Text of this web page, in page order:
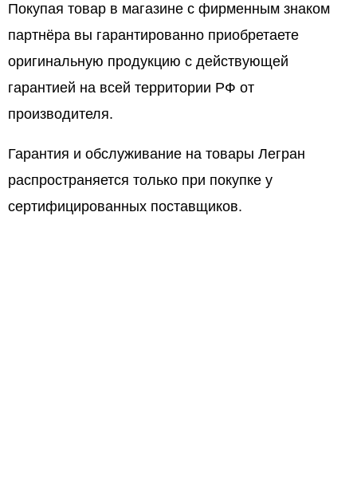
Покупая товар в магазине с фирменным знаком
партнёра вы гарантированно приобретаете
оригинальную продукцию с действующей
гарантией на всей территории РФ от
производителя.
Гарантия и обслуживание на товары Легран
распространяется только при покупке у
сертифицированных поставщиков.